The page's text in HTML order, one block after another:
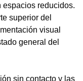
reducidos.
superior del
visual
general del
sin contacto y las